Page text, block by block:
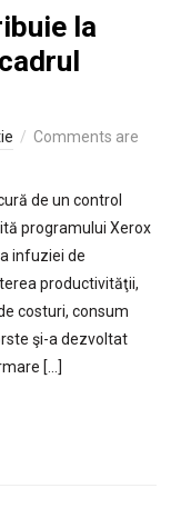
la
Comments are
de un control
programului Xerox
infuziei de
productivităţii,
costuri, consum
şi-a dezvoltat
[…]